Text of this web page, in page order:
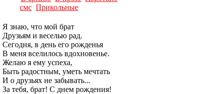
смс Прикольные
Я знаю, что мой брат
Друзьям и веселью рад.
Сегодня, в день его рожденья
В меня вселилось вдохновенье.
Желаю я ему успеха,
Быть радостным, уметь мечтать
И о друзьях не забывать...
За тебя, брат! С днем рождения!